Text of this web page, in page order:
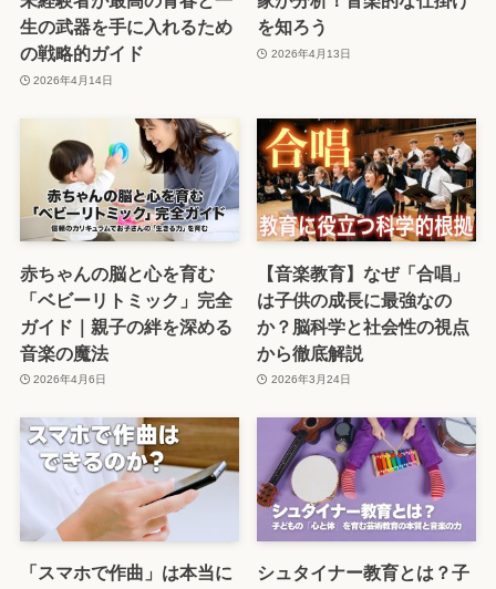
生の武器を手に入れるため
の戦略的ガイド
2026年4月14日
を知ろう
2026年4月13日
赤ちゃんの脳と心を育む
「ベビーリトミック」完全
ガイド｜親子の絆を深める
音楽の魔法
2026年4月6日
【音楽教育】なぜ「合唱」
は子供の成長に最強なの
か？脳科学と社会性の視点
から徹底解説
2026年3月24日
「スマホで作曲」は本当に
シュタイナー教育とは？子